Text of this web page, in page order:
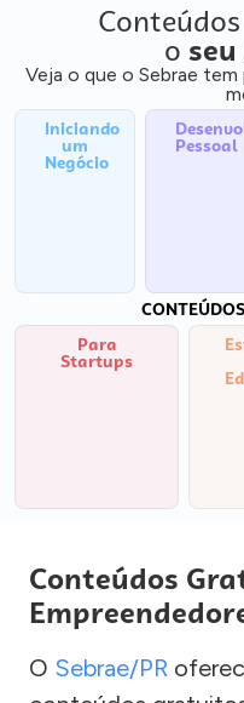
o
Veja o que o Sebrae
Iniciando
um
Negócio
Pessoal
Para
Startups
Conteúdos
O Sebrae/PR